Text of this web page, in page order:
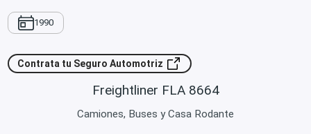
1990
Contrata tu Seguro Automotriz
Freightliner FLA 8664
Camiones, Buses y Casa Rodante